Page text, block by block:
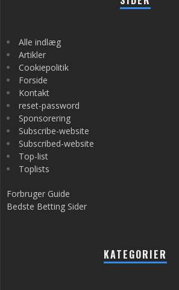
Alle indlæg
Artikler
Cookiepolitik
Forside
Kontakt
reset-password
Sponsorering
Subscribe-website
Subscribed-website
Top-list
Toplists
Forbruger Guide
Bedste Betting Sider
KATEGORIER